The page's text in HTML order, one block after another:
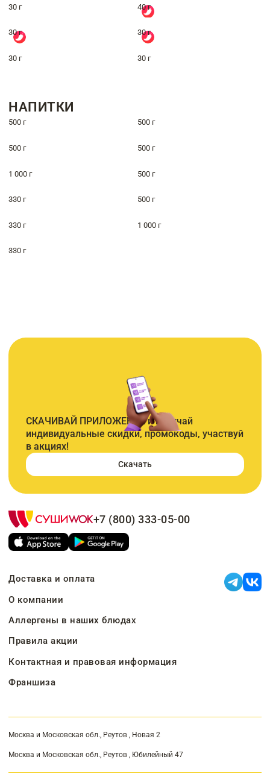
30 г 40 г
30 г 30 г
30 г 30 г
НАПИТКИ
500 г 500 г
500 г 500 г
1 000 г 500 г
330 г 500 г
330 г 1 000 г
330 г
СКАЧИВАЙ ПРИЛОЖЕНИЕ и получай
индивидуальные скидки, промокоды, участвуй
в акциях!
Скачать
+7 (800) 333-05-00
Доставка и оплата
О компании
Аллергены в наших блюдах
Правила акции
Контактная и правовая информация
Франшиза
Москва и Московская обл., Реутов , Новая 2
Москва и Московская обл., Реутов , Юбилейный 47